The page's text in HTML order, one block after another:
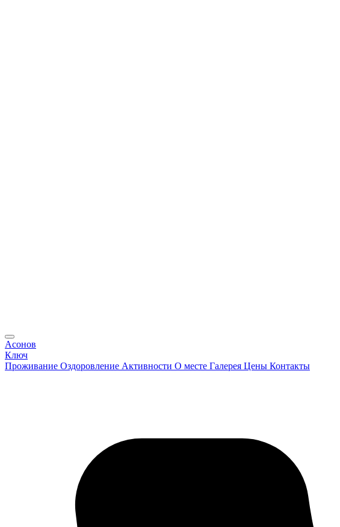
Асонов
Ключ
Проживание Оздоровление Активности О месте Галерея Цены Контакты